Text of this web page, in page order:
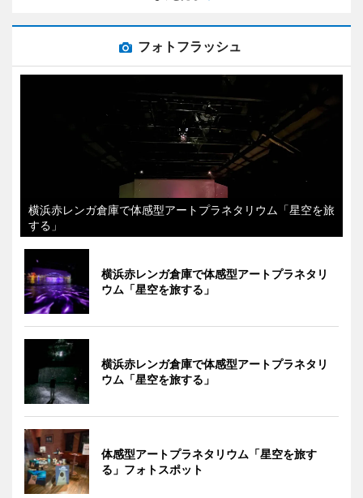
フォトフラッシュ
横浜赤レンガ倉庫で体感型アートプラネタリウム「星空を旅
する」
横浜赤レンガ倉庫で体感型アートプラネタリ
ウム「星空を旅する」
横浜赤レンガ倉庫で体感型アートプラネタリ
ウム「星空を旅する」
体感型アートプラネタリウム「星空を旅す
る」フォトスポット